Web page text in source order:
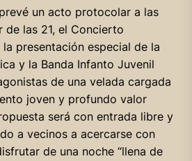
un acto protocolar a las
de las 21, el Concierto
presentación especial de la
y la Banda Infanto Juvenil
de una velada cargada
joven y profundo valor
será con entrada libre y
a vecinos a acercarse con
de una noche “llena de